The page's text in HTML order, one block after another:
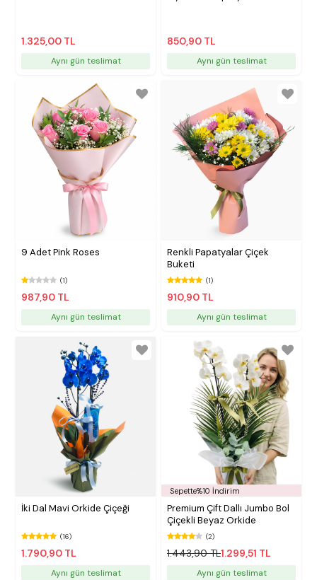
1.325,00 TL
Aynı gün teslimat
850,90 TL
Aynı gün teslimat
9 Adet Pink Roses
(1)
987,90 TL
Aynı gün teslimat
Renkli Papatyalar Çiçek
Buketi
(1)
910,90 TL
Aynı gün teslimat
İki Dal Mavi Orkide Çiçeği
(16)
1.790,90 TL
Aynı gün teslimat
Sepette%10 İndirim
Premium Çift Dallı Jumbo Bol
Çiçekli Beyaz Orkide
(2)
1.443,90 TL1.299,51 TL
Aynı gün teslimat